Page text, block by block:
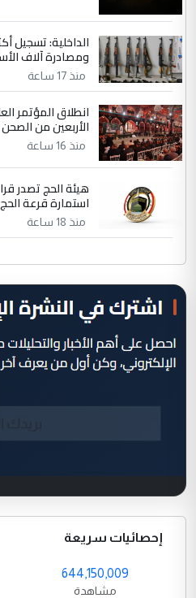
ومصادرة آلاف
منذ 17 ساعة
انطلاق المؤتمر
الأربعين من
منذ 16 ساعة
هيئة الحج تصدر
استمارة قرعة الحج
منذ 18 ساعة
إحصائيات سريعة
644,150,009
مشاهدة